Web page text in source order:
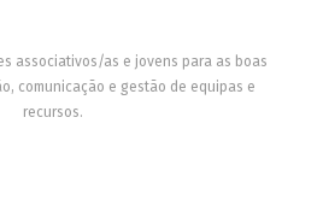
associativos/as e jovens para as boas
comunicação e gestão de equipas e
recursos.